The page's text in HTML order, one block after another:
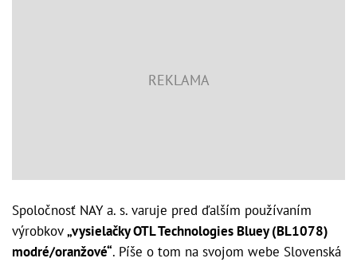
Spoločnosť NAY a. s. varuje pred ďalším používaním
výrobkov„vysielačky OTL Technologies Bluey (BL1078)
modré/oranžové“. Píše o tom na svojom webe Slovenská